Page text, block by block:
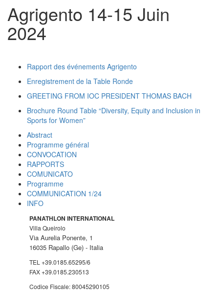
Agrigento 14-15 Juin
2024
Rapport des événements Agrigento
Enregistrement de la Table Ronde
GREETING FROM IOC PRESIDENT THOMAS BACH
Brochure Round Table “Diversity, Equity and Inclusion in
Sports for Women”
Abstract
Programme général
CONVOCATION
RAPPORTS
COMUNICATO
Programme
COMMUNICATION 1/24
INFO
PANATHLON INTERNATIONAL
Villa Queirolo
Via Aurelia Ponente, 1
16035 Rapallo (Ge) - Italia
TEL +39.0185.65295/6
FAX +39.0185.230513
Codice Fiscale: 80045290105